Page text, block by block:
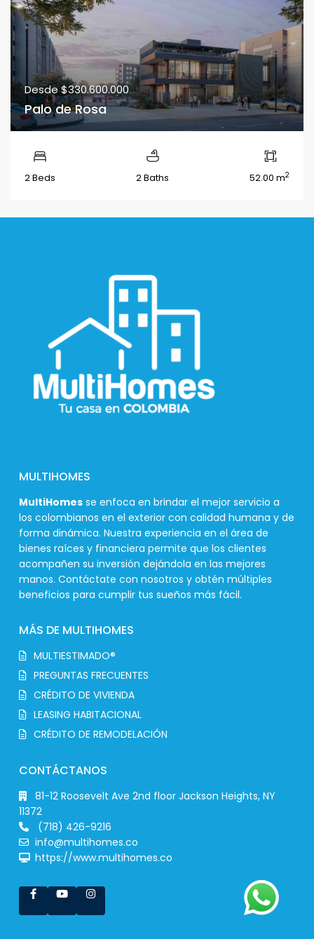
Desde$330.600.000
Palo de Rosa
2 Beds 2 Baths 52.00 m2
MULTIHOMES
MultiHomes se enfoca en brindar el mejor servicio a
los colombianos en el exterior con calidad humana y de
forma dinámica. Nuestra experiencia en el área de
bienes raíces y financiera permite que los clientes
acompañen su inversión dejándola en las mejores
manos. Contáctate con nosotros y obtén múltiples
beneficios para cumplir tus sueños más fácil.
MÁS DE MULTIHOMES
MULTIESTIMADO®
PREGUNTAS FRECUENTES
CRÉDITO DE VIVIENDA
LEASING HABITACIONAL
CRÉDITO DE REMODELACIÓN
CONTÁCTANOS
81-12 Roosevelt Ave 2nd floor Jackson Heights, NY
11372
(718) 426-9216
info@multihomes.co
https://www.multihomes.co